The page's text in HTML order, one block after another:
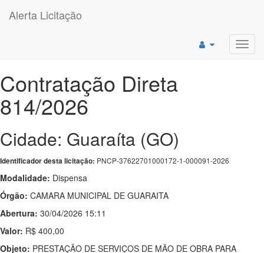
Alerta Licitação
Contratação Direta
814/2026
Cidade: Guaraíta (GO)
Identificador desta licitação: PNCP-37622701000172-1-000091-2026
Modalidade: Dispensa
Órgão: CAMARA MUNICIPAL DE GUARAITA
Abertura: 30/04/2026 15:11
Valor: R$ 400,00
Objeto: PRESTAÇÃO DE SERVIÇOS DE MÃO DE OBRA PARA